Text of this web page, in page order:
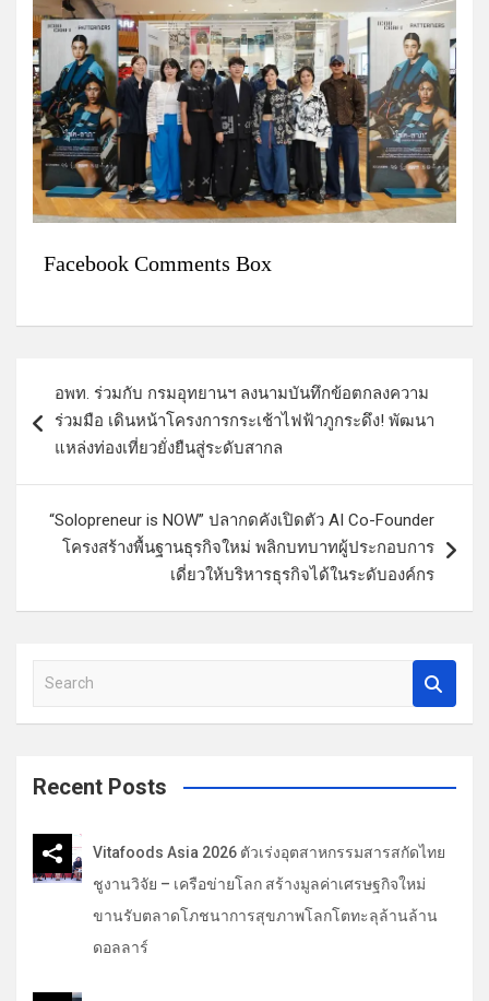
Facebook Comments Box
แ
รื่
อพท. ร่วมกับ กรมอุทยานฯ ลงนามบันทึกข้อตกลงความ
ร่วมมือ เดินหน้าโครงการกระเช้าไฟฟ้าภูกระดึง! พัฒนา
แหล่งท่องเที่ยวยั่งยืนสู่ระดับสากล
“Solopreneur is NOW” ปลากดคังเปิดตัว AI Co-Founder
โครงสร้างพื้นฐานธุรกิจใหม่ พลิกบทบาทผู้ประกอบการ
เดี่ยวให้บริหารธุรกิจได้ในระดับองค์กร
a
c
Recent Posts
Vitafoods Asia 2026 ตัวเร่งอุตสาหกรรมสารสกัดไทย
ชูงานวิจัย – เครือข่ายโลก สร้างมูลค่าเศรษฐกิจใหม่
ขานรับตลาดโภชนาการสุขภาพโลกโตทะลุล้านล้าน
ดอลลาร์